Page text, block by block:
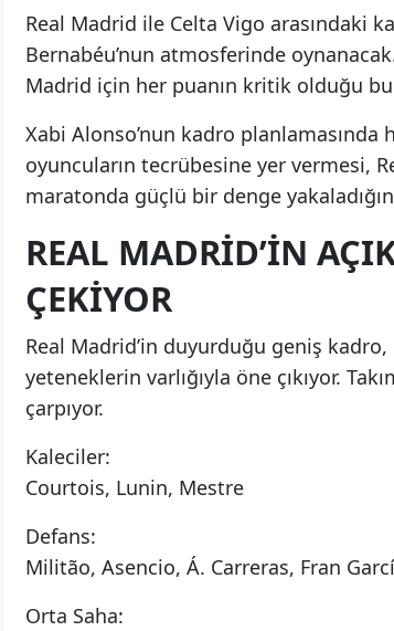
Real Madrid ile Celta Vigo arasındaki
Bernabéu’nun atmosferinde
Madrid için her puanın kritik olduğu
Xabi Alonso’nun kadro
oyuncuların tecrübesine yer vermesi,
maratonda güçlü bir denge
REAL MADRID’IN
ÇEKIYOR
Real Madrid’in duyurduğu geniş
yeteneklerin varlığıyla öne çıkıyor.
çarpıyor.
Kaleciler:
Courtois, Lunin, Mestre
Defans:
Militão, Asencio, Á. Carreras, Fran
Orta Saha: